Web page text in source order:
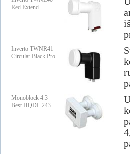
Red Extend
Inverto TWNR41
Circular Black Pro
Monoblock 4.3
Best HQDL 243